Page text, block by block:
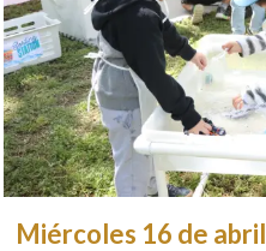
Miércoles 16 de abril